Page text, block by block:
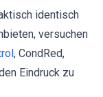
identisch
versuchen
, CondRed,
Eindruck zu